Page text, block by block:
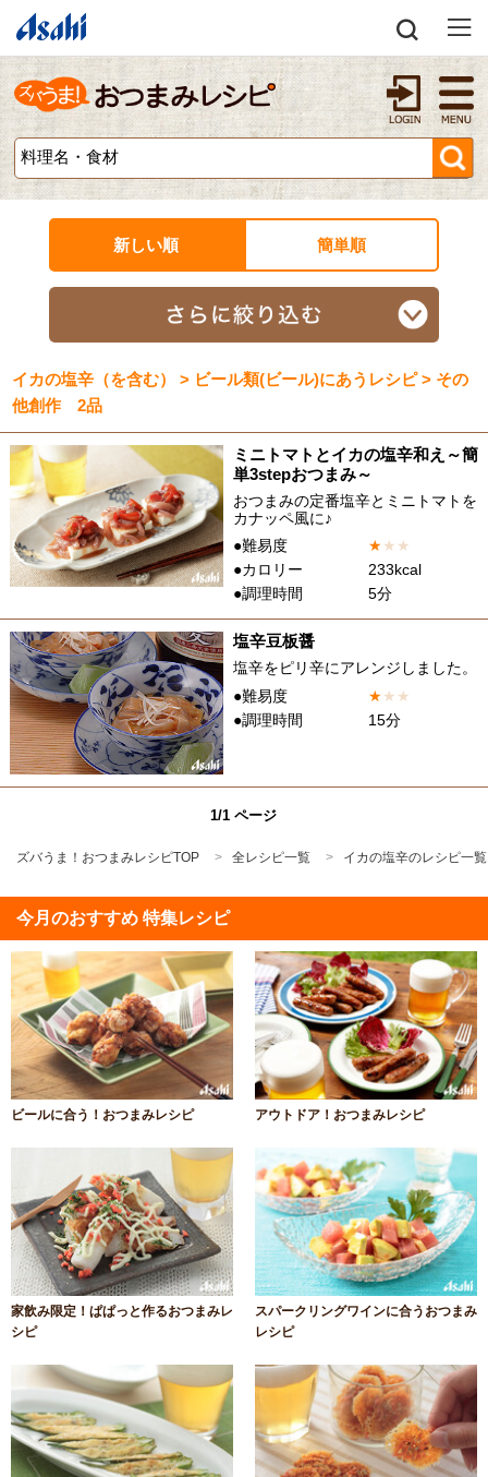
新しい順 簡単順
イカの塩辛（を含む） > ビール類(ビール)にあうレシピ > その
他創作 2品
ミニトマトとイカの塩辛和え～簡
単3stepおつまみ～
おつまみの定番塩辛とミニトマトを
カナッペ風に♪
●難易度
★★ ★
●カロリー
233kcal
●調理時間
5分
塩辛豆板醤
塩辛をピリ辛にアレンジしました。
●難易度
★★ ★
●調理時間
15分
1/1 ページ
ズバうま！おつまみレシピTOP 全レシピ一覧 イカの塩辛のレシピ一覧
今月のおすすめ 特集レシピ
ビールに合う！おつまみレシピ アウトドア！おつまみレシピ
家飲み限定！ぱぱっと作るおつまみレ
シピ
スパークリングワインに合うおつまみ
レシピ